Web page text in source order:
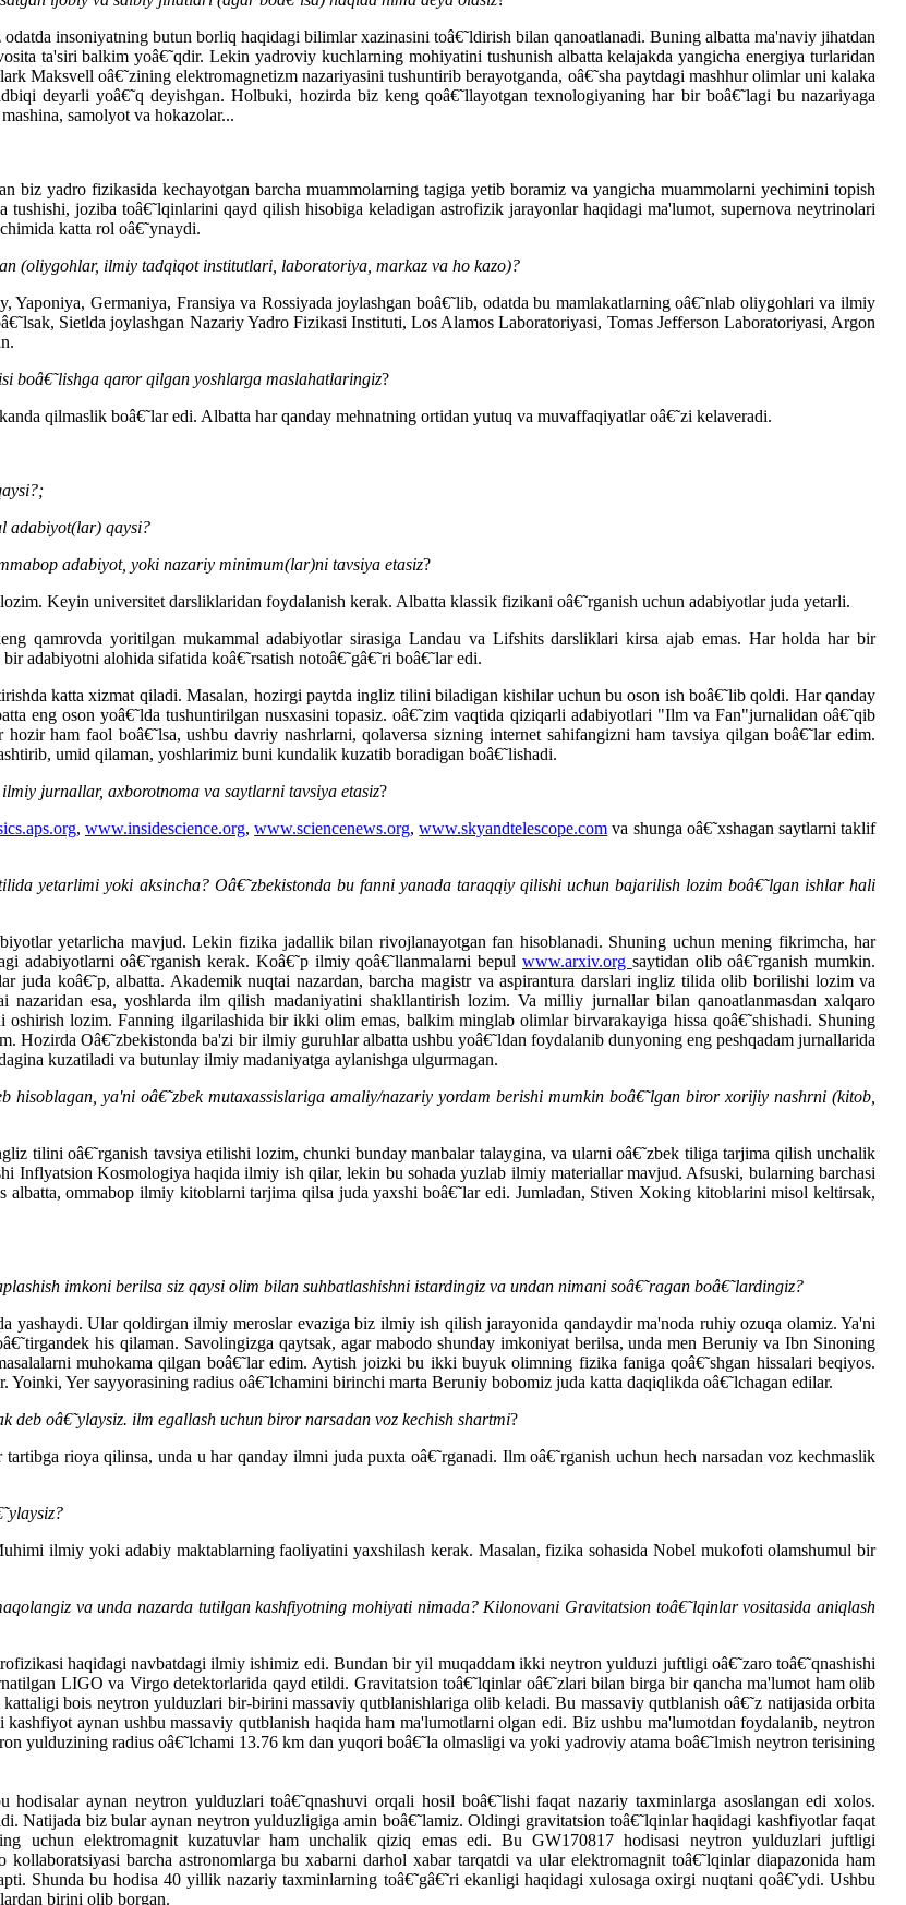
insoniyatning butun borliq haqidagi bilimlar xazinasini toâ€˜ldirish bilan qanoatlanadi. Buning albatta ma'naviy jihatdan
ta'siri balkim yoâ€˜qdir. Lekin yadroviy kuchlarning mohiyatini tushunish albatta kelajakda yangicha energiya turlaridan
Maksvell oâ€˜zining elektromagnetizm nazariyasini tushuntirib berayotganda, oâ€˜sha paytdagi mashhur olimlar uni kalaka
deyarli yoâ€˜q deyishgan. Holbuki, hozirda biz keng qoâ€˜llayotgan texnologiyaning har bir boâ€˜lagi bu nazariyaga
samolyot va hokazolar...
yadro fizikasida kechayotgan barcha muammolarning tagiga yetib boramiz va yangicha muammolarni yechimini topish
tushishi, joziba toâ€˜lqinlarini qayd qilish hisobiga keladigan astrofizik jarayonlar haqidagi ma'lumot, supernova neytrinolari
katta rol oâ€˜ynaydi.
(oliygohlar, ilmiy tadqiqot institutlari, laboratoriya, markaz va ho kazo)?
Germaniya, Fransiya va Rossiyada joylashgan boâ€˜lib, odatda bu mamlakatlarning oâ€˜nlab oliygohlari va ilmiy
Sietlda joylashgan Nazariy Yadro Fizikasi Instituti, Los Alamos Laboratoriyasi, Tomas Jefferson Laboratoriyasi, Argon
boâ€˜lishga qaror qilgan yoshlarga maslahatlaringiz?
qilmaslik boâ€˜lar edi. Albatta har qanday mehnatning ortidan yutuq va muvaffaqiyatlar oâ€˜zi kelaveradi.
adabiyot(lar) qaysi?
adabiyot, yoki nazariy minimum(lar)ni tavsiya etasiz?
Keyin universitet darsliklaridan foydalanish kerak. Albatta klassik fizikani oâ€˜rganish uchun adabiyotlar juda yetarli.
qamrovda yoritilgan mukammal adabiyotlar sirasiga Landau va Lifshits darsliklari kirsa ajab emas. Har holda har bir
adabiyotni alohida sifatida koâ€˜rsatish notoâ€˜gâ€˜ri boâ€˜lar edi.
katta xizmat qiladi. Masalan, hozirgi paytda ingliz tilini biladigan kishilar uchun bu oson ish boâ€˜lib qoldi. Har qanday
eng oson yoâ€˜lda tushuntirilgan nusxasini topasiz. oâ€˜zim vaqtida qiziqarli adabiyotlari "Ilm va Fan"jurnalidan oâ€˜qib
ham faol boâ€˜lsa, ushbu davriy nashrlarni, qolaversa sizning internet sahifangizni ham tavsiya qilgan boâ€˜lar edim.
umid qilaman, yoshlarimiz buni kundalik kuzatib boradigan boâ€˜lishadi.
jurnallar, axborotnoma va saytlarni tavsiya etasiz?
, www.insidescience.org,www.sciencenews.org,www.skyandtelescope.com va shunga oâ€˜xshagan saytlarni taklif
yetarlimi yoki aksincha? Oâ€˜zbekistonda bu fanni yanada taraqqiy qilishi uchun bajarilish lozim boâ€˜lgan ishlar hali
yetarlicha mavjud. Lekin fizika jadallik bilan rivojlanayotgan fan hisoblanadi. Shuning uchun mening fikrimcha, har
adabiyotlarni oâ€˜rganish kerak. Koâ€˜p ilmiy qoâ€˜llanmalarni bepulwww.arxiv.org saytidan olib oâ€˜rganish mumkin.
juda koâ€˜p, albatta. Akademik nuqtai nazardan, barcha magistr va aspirantura darslari ingliz tilida olib borilishi lozim va
esa, yoshlarda ilm qilish madaniyatini shakllantirish lozim. Va milliy jurnallar bilan qanoatlanmasdan xalqaro
lozim. Fanning ilgarilashida bir ikki olim emas, balkim minglab olimlar birvarakayiga hissa qoâ€˜shishadi. Shuning
Hozirda Oâ€˜zbekistonda ba'zi bir ilmiy guruhlar albatta ushbu yoâ€˜ldan foydalanib dunyoning eng peshqadam jurnallarida
kuzatiladi va butunlay ilmiy madaniyatga aylanishga ulgurmagan.
ya'ni oâ€˜zbek mutaxassislariga amaliy/nazariy yordam berishi mumkin boâ€˜lgan biror xorijiy nashrni (kitob,
tilini oâ€˜rganish tavsiya etilishi lozim, chunki bunday manbalar talaygina, va ularni oâ€˜zbek tiliga tarjima qilish unchalik
Inflyatsion Kosmologiya haqida ilmiy ish qilar, lekin bu sohada yuzlab ilmiy materiallar mavjud. Afsuski, bularning barchasi
ommabop ilmiy kitoblarni tarjima qilsa juda yaxshi boâ€˜lar edi. Jumladan, Stiven Xoking kitoblarini misol keltirsak,
imkoni berilsa siz qaysi olim bilan suhbatlashishni istardingiz va undan nimani soâ€˜ragan boâ€˜lardingiz?
yashaydi. Ular qoldirgan ilmiy meroslar evaziga biz ilmiy ish qilish jarayonida qandaydir ma'noda ruhiy ozuqa olamiz. Ya'ni
his qilaman. Savolingizga qaytsak, agar mabodo shunday imkoniyat berilsa, unda men Beruniy va Ibn Sinoning
muhokama qilgan boâ€˜lar edim. Aytish joizki bu ikki buyuk olimning fizika faniga qoâ€˜shgan hissalari beqiyos.
Yer sayyorasining radius oâ€˜lchamini birinchi marta Beruniy bobomiz juda katta daqiqlikda oâ€˜lchagan edilar.
oâ€˜ylaysiz. ilm egallash uchun biror narsadan voz kechish shartmi?
rioya qilinsa, unda u har qanday ilmni juda puxta oâ€˜rganadi. Ilm oâ€˜rganish uchun hech narsadan voz kechmaslik
ilmiy yoki adabiy maktablarning faoliyatini yaxshilash kerak. Masalan, fizika sohasida Nobel mukofoti olamshumul bir
va unda nazarda tutilgan kashfiyotning mohiyati nimada? Kilonovani Gravitatsion toâ€˜lqinlar vositasida aniqlash
haqidagi navbatdagi ilmiy ishimiz edi. Bundan bir yil muqaddam ikki neytron yulduzi juftligi oâ€˜zaro toâ€˜qnashishi
LIGO va Virgo detektorlarida qayd etildi. Gravitatsion toâ€˜lqinlar oâ€˜zlari bilan birga bir qancha ma'lumot ham olib
bois neytron yulduzlari bir-birini massaviy qutblanishlariga olib keladi. Bu massaviy qutblanish oâ€˜z natijasida orbita
aynan ushbu massaviy qutblanish haqida ham ma'lumotlarni olgan edi. Biz ushbu ma'lumotdan foydalanib, neytron
yulduzining radius oâ€˜lchami 13.76 km dan yuqori boâ€˜la olmasligi va yoki yadroviy atama boâ€˜lmish neytron terisining
aynan neytron yulduzlari toâ€˜qnashuvi orqali hosil boâ€˜lishi faqat nazariy taxminlarga asoslangan edi xolos.
Natijada biz bular aynan neytron yulduzligiga amin boâ€˜lamiz. Oldingi gravitatsion toâ€˜lqinlar haqidagi kashfiyotlar faqat
uchun elektromagnit kuzatuvlar ham unchalik qiziq emas edi. Bu GW170817 hodisasi neytron yulduzlari juftligi
barcha astronomlarga bu xabarni darhol xabar tarqatdi va ular elektromagnit toâ€˜lqinlar diapazonida ham
Shunda bu hodisa 40 yillik nazariy taxminlarning toâ€˜gâ€˜ri ekanligi haqidagi xulosaga oxirgi nuqtani qoâ€˜ydi. Ushbu
birini olib borgan.